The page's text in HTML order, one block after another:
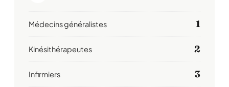
Médecins généralistes 1
Kinésithérapeutes 2
Infirmiers 3